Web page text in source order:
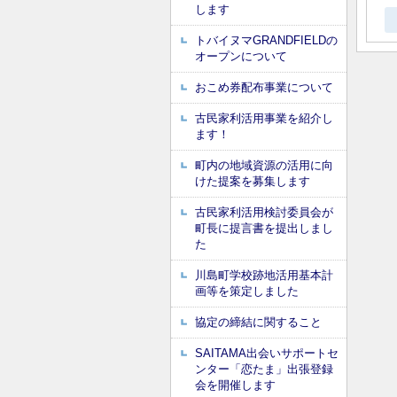
します
トバイヌマGRANDFIELDの
オープンについて
おこめ券配布事業について
古民家利活用事業を紹介し
ます！
町内の地域資源の活用に向
けた提案を募集します
古民家利活用検討委員会が
町長に提言書を提出しまし
た
川島町学校跡地活用基本計
画等を策定しました
協定の締結に関すること
SAITAMA出会いサポートセ
ンター「恋たま」出張登録
会を開催します